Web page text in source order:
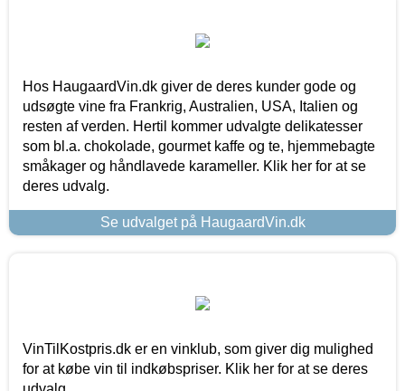
Hos HaugaardVin.dk giver de deres kunder gode og
udsøgte vine fra Frankrig, Australien, USA, Italien og
resten af verden. Hertil kommer udvalgte delikatesser
som bl.a. chokolade, gourmet kaffe og te, hjemmebagte
småkager og håndlavede karameller. Klik her for at se
deres udvalg.
Se udvalget på HaugaardVin.dk
VinTilKostpris.dk er en vinklub, som giver dig mulighed
for at købe vin til indkøbspriser. Klik her for at se deres